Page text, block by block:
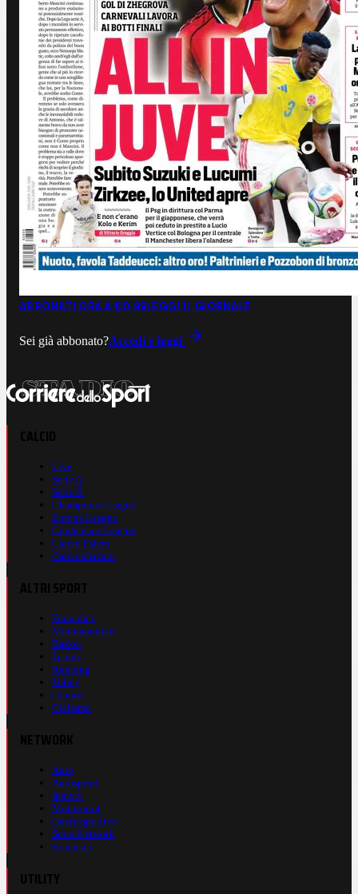
ABBONATI ORA A €0,99LEGGI IL GIORNALE
Sei già abbonato?Accedi e leggi
Live
Serie A
Serie B
Champions League
Europa League
Conference League
Calcio Estero
Calciomercato
Formula 1
Motomondiale
Basket
Tennis
Running
Volley
eSports
Ciclismo
Auto
Autosprint
Inmoto
Motosprint
Guerinsportivo
Sport Network
Fantacup